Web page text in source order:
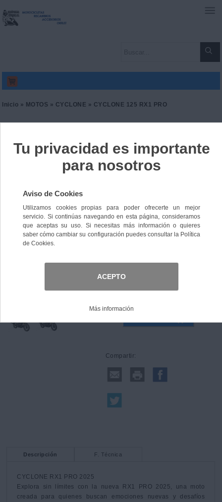
Inicio » MOTOS » CYCLONE » CYCLONE 125 RX1 PRO
Ref. 9165314046171
3385,00 €IVA incl.
Compartir:
Descripción F. Técnica
CYCLONE RX1 PRO 2025
Explora sin límites con la nueva RX1 PRO 2025, una moto
creada para quienes buscan emociones nuevas y desafíos